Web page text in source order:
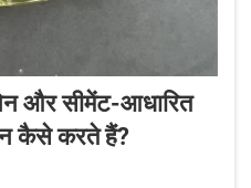
और सीमेंट-आधारित
कैसे करते हैं?